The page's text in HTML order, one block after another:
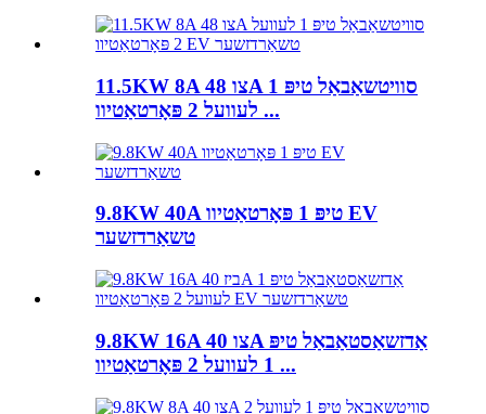
11.5KW 8A צו 48A סוויטשאַבאַל טיפּ 1
לעוועל 2 פּאָרטאַטיוו ...
9.8KW 40A טיפּ 1 פּאָרטאַטיוו EV
טשאַרדזשער
9.8KW 16A צו 40A אַדזשאַסטאַבאַל טיפּ
1 לעוועל 2 פּאָרטאַטיוו ...